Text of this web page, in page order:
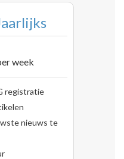
week
registratie
nieuws te